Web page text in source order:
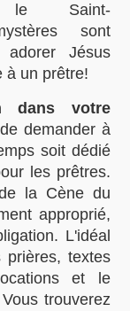
le Saint-
sont
adorer Jésus
à un prêtre!
dans votre
demander à
soit dédié
les prêtres.
la Cène du
approprié,
L'idéal
prières, textes
et le
trouverez